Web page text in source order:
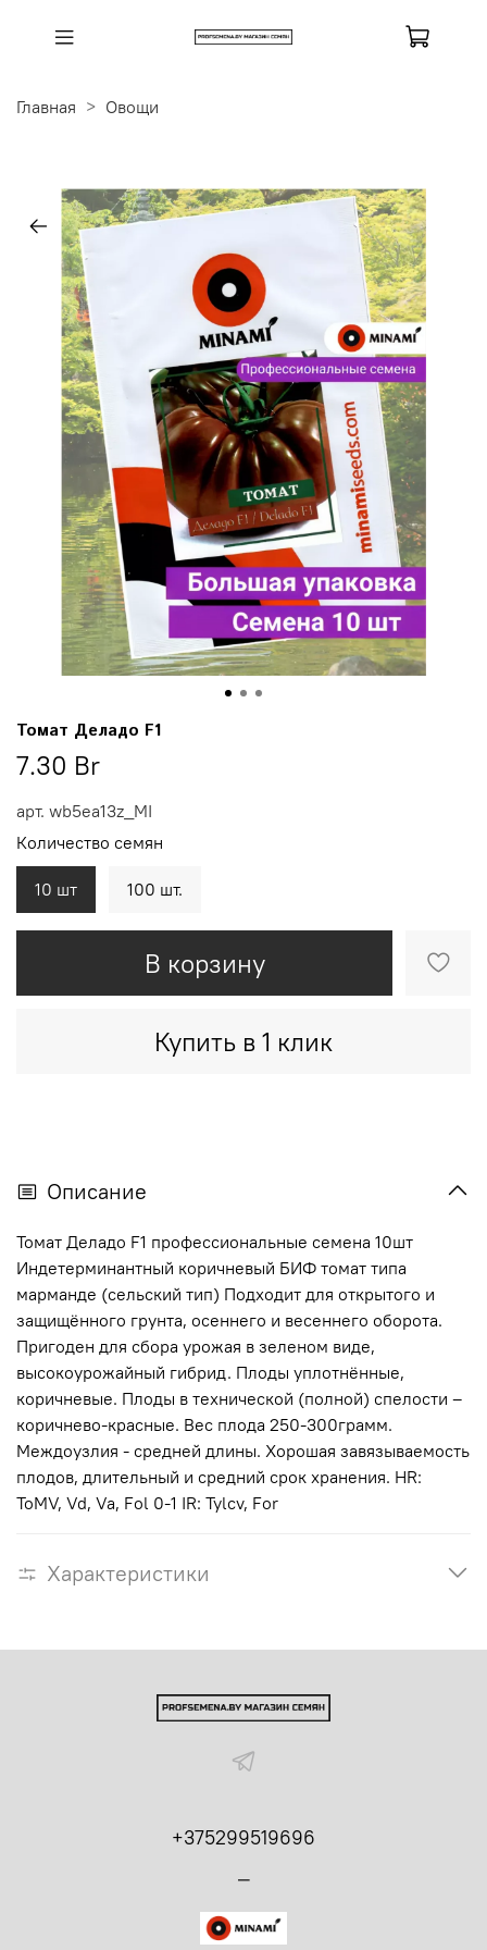
Главная Овощи
арт. wb5ea13z_MI
Томат Деладо F1
7.30 Br
В корзину
Купить в 1 клик
Количество семян
10 шт 100 шт.
Описание
Томат Деладо F1 профессиональные семена 10шт
Индетерминантный коричневый БИФ томат типа
марманде (сельский тип) Подходит для открытого и
защищённого грунта, осеннего и весеннего оборота.
Пригоден для сбора урожая в зеленом виде,
высокоурожайный гибрид. Плоды уплотнённые,
коричневые. Плоды в технической (полной) спелости –
коричнево-красные. Вес плода 250-300грамм.
Междоузлия - средней длины. Хорошая завязываемость
плодов, длительный и средний срок хранения. HR:
ToMV, Vd, Va, Fol 0-1 IR: Tylcv, For
Характеристики
+375299519696